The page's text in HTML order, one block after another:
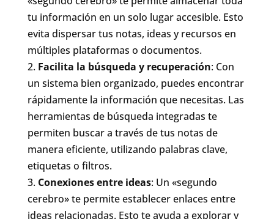
tu información en un solo lugar accesible. Esto
evita dispersar tus notas, ideas y recursos en
múltiples plataformas o documentos.
Facilita la búsqueda y recuperación: Con
un sistema bien organizado, puedes encontrar
rápidamente la información que necesitas. Las
herramientas de búsqueda integradas te
permiten buscar a través de tus notas de
manera eficiente, utilizando palabras clave,
etiquetas o filtros.
Conexiones entre ideas: Un «segundo
cerebro» te permite establecer enlaces entre
ideas relacionadas. Esto te ayuda a explorar y